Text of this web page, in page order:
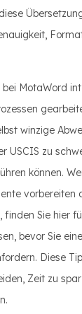
MotaWord
winzige
USCIS zu
können.
vorbereiten
finden Sie hier
bevor Sie
Diese
Zeit zu